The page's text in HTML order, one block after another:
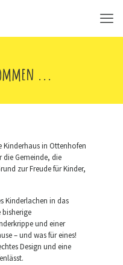
...
Kinderhaus in Ottenhofen
die Gemeinde, die
zur Freude für Kinder,
Kinderlachen in das
bisherige
und einer
– und was für eines!
Design und eine